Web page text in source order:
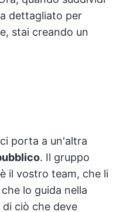
dettagliato per
stai creando un
porta a un'altra
. Il gruppo
il vostro team, che li
lo guida nella
ciò che deve